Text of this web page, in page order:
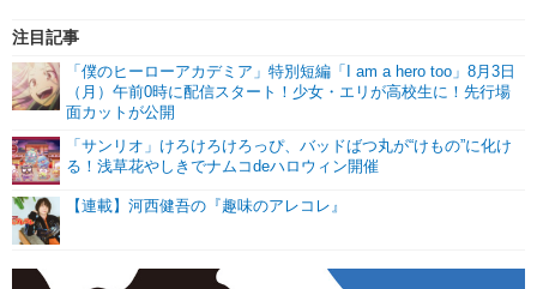
注目記事
「僕のヒーローアカデミア」特別短編「I am a hero too」8月3日
（月）午前0時に配信スタート！少女・エリが高校生に！先行場
面カットが公開
「サンリオ」けろけろけろっぴ、バッドばつ丸が“けもの”に化け
る！浅草花やしきでナムコdeハロウィン開催
【連載】河西健吾の『趣味のアレコレ』